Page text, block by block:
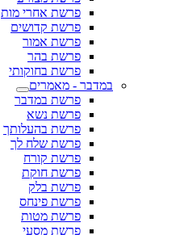
פרשת אחרי מות
פרשת קדושים
פרשת אמור
פרשת בהר
פרשת בחוקותי
במדבר - מאמרים
פרשת במדבר
פרשת נשא
פרשת בהעלותך
פרשת שלח לך
פרשת קורח
פרשת חוקת
פרשת בלק
פרשת פינחס
פרשת מטות
פרשת מסעי